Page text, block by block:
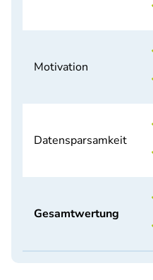
Motivation
Datensparsamkeit
Gesamtwertung